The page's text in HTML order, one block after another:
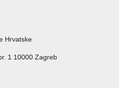
Hrvatske
1 10000 Zagreb